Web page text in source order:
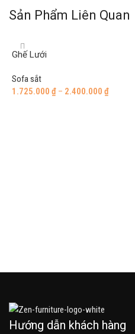
Sản Phẩm Liên Quan
Ghế Lưới
Sofa sắt
1.725.000 ₫ – 2.400.000 ₫
Hướng dẫn khách hàng